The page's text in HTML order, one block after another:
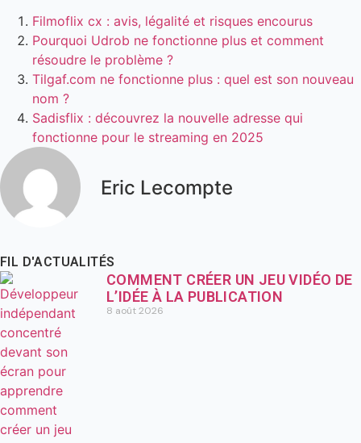
Filmoflix cx : avis, légalité et risques encourus
Pourquoi Udrob ne fonctionne plus et comment
résoudre le problème ?
Tilgaf.com ne fonctionne plus : quel est son nouveau
nom ?
Sadisflix : découvrez la nouvelle adresse qui
fonctionne pour le streaming en 2025
Eric Lecompte
FIL D'ACTUALITÉS
COMMENT CRÉER UN JEU VIDÉO DE
L’IDÉE À LA PUBLICATION
8 août 2026